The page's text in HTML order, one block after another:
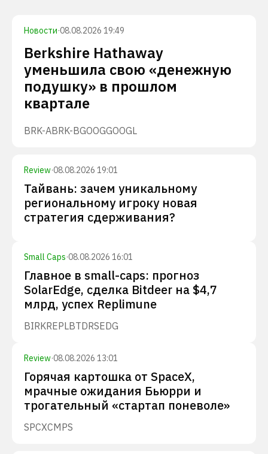
Новости·08.08.2026 19:49
Berkshire Hathaway
уменьшила свою «денежную
подушку» в прошлом
квартале
BRK-ABRK-BGOOGGOOGL
Review·08.08.2026 19:01
Тайвань: зачем уникальному
региональному игроку новая
стратегия сдерживания?
Small Caps·08.08.2026 16:01
Главное в small-caps: прогноз
SolarEdge, сделка Bitdeer на $4,7
млрд, успех Replimune
BIRKREPLBTDRSEDG
Review·08.08.2026 13:01
Горячая картошка от SpaceX,
мрачные ожидания Бьюрри и
трогательный «стартап поневоле»
SPCXCMPS